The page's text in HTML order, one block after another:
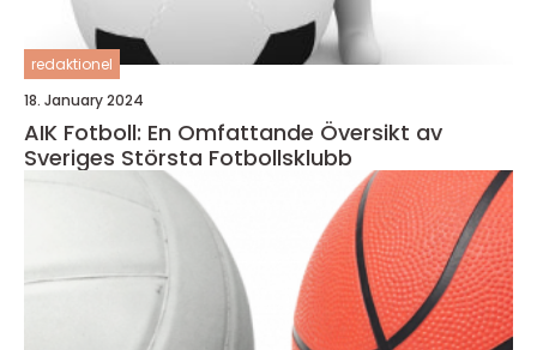
redaktionel
18. January 2024
AIK Fotboll: En Omfattande Översikt av
Sveriges Största Fotbollsklubb